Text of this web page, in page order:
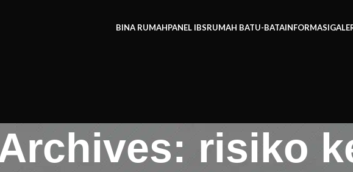
BINA RUMAHPANEL IBSRUMAH BATU-BATAINFORMASI
risiko